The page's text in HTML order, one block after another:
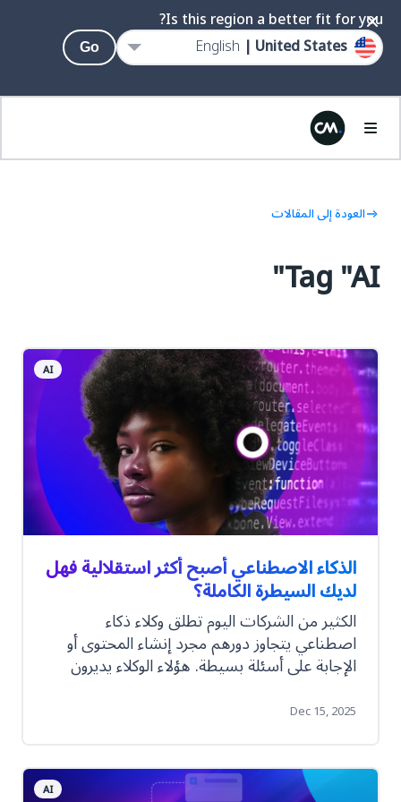
العودة إلى المقالات
Tag "AI"
AI
الذكاء الاصطناعي أصبح أكثر استقلالية فهل
لديك السيطرة الكاملة؟
الكثير من الشركات اليوم تطلق وكلاء ذكاء
اصطناعي يتجاوز دورهم مجرد إنشاء المحتوى أو
الإجابة على أسئلة بسيطة. هؤلاء الوكلاء يديرون
طلبات العملاء، يحدّثون الأنظمة، يشغّلون سير
بالتنفيذ لا بمجرد المساعدة، يحدث تحوّل جوهري.
Dec 15, 2025
AI
Is this region a better fit for you?
United States |
English
Go